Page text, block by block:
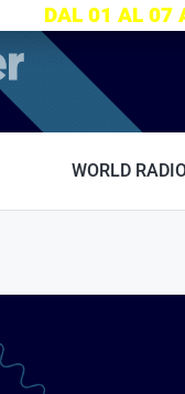
WORLD
DAL 01 AL 07